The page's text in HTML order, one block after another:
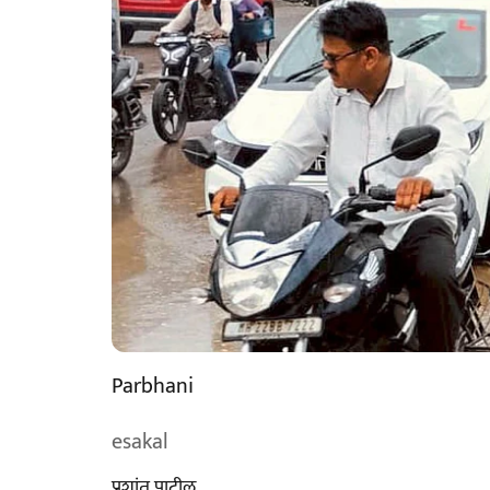
Parbhani
esakal